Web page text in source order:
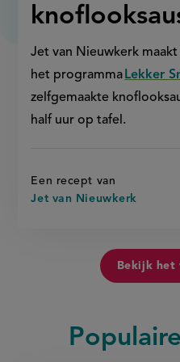
Jet van Nieuwkerk
het programmaLekker
zelfgemaakte
half uur op tafel.
Een recept van
Jet van Nieuwkerk
Bekijk het
Populaire